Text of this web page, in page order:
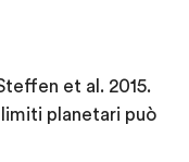
et al. 2015.
planetari può